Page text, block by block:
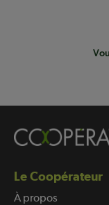
Le Coopérateur
À propos